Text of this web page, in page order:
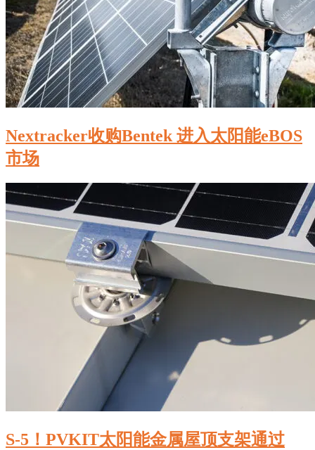
Nextracker收购Bentek 进入太阳能eBOS
市场
S-5！PVKIT太阳能金属屋顶支架通过